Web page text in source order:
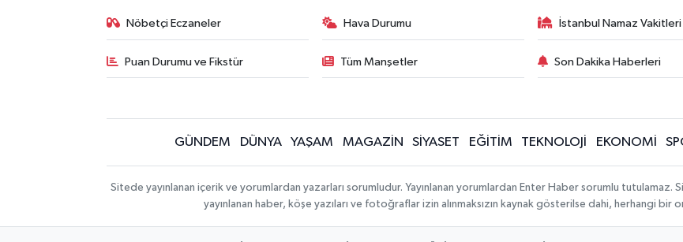
Nöbetçi Eczaneler Hava Durumu İstanbul Namaz Vakitleri
Puan Durumu ve Fikstür Tüm Manşetler Son Dakika Haberleri
GÜNDEM DÜNYA YAŞAM MAGAZİN SİYASET EĞİTİM TEKNOLOJİ EKONOMİ
Sitede yayınlanan içerik ve yorumlardan yazarları sorumludur. Yayınlanan yorumlardan Enter Haber sorumlu tutulamaz.
yayınlanan haber, köşe yazıları ve fotoğraflar izin alınmaksızın kaynak gösterilse dahi, herhangi bir